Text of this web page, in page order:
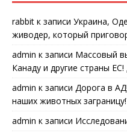
rabbit к записи Украина,
живодер, который
admin к записи Массовый
Канаду и другие страны
admin к записи Дорога в
наших животных
admin к записи